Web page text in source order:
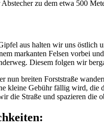
zu dem etwa 500
aus halten wir uns östlich
markanten Felsen vorbei
Diesem folgen wir
nun breiten Forststraße
kleine Gebühr fällig wird,
die Straße und spazieren die